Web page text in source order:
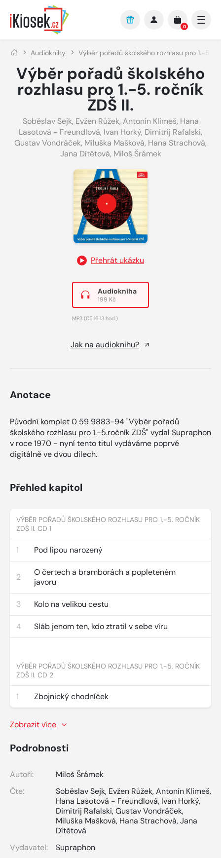
Přejít na hlavní obsah
0
Audioknihy Výběr pořadů školského rozhlasu pro 1.-5.
Výběr pořadů školského
rozhlasu pro 1.-5. ročník
ZDŠ II.
Soběslav Sejk, Evžen Růžek, Antonín Klimeš, Hana
Lasotová - Freundlová, Ivan Horký, Dimitrij Rafalski,
Gustav Vondráček, Miluška Mašková, Hana Strachová,
Jana Dítětová, Miloš Šrámek
Přehrát ukázku
Audiokniha
199 Kč
MP3 (05:16:13 hod.)
Jak na audioknihu?
Anotace
Původní komplet 0 59 9883-94 "Výběr pořadů
školského rozhlasu pro 1.-5.ročník ZDŠ" vydal Supraphon
v roce 1970 - nyní tento titul vydáváme poprvé
digitálně ve dvou dílech.
Přehled kapitol
VÝBĚR POŘADŮ ŠKOLSKÉHO ROZHLASU PRO 1.-5. ROČNÍK
ZDŠ II. CD 1
1 Pod lipou narozený
2
O čertech a bramborách a popleteném
javoru
3 Kolo na velikou cestu
4 Sláb jenom ten, kdo ztratil v sebe víru
VÝBĚR POŘADŮ ŠKOLSKÉHO ROZHLASU PRO 1.-5. ROČNÍK
ZDŠ II. CD 2
1 Zbojnický chodníček
Zobrazit více
Podrobnosti
Autoři:
Miloš Šrámek
Čte:
Soběslav Sejk, Evžen Růžek,Antonín Klimeš,
Hana Lasotová - Freundlová, Ivan Horký,
Dimitrij Rafalski,Gustav Vondráček,
Miluška Mašková, Hana Strachová,Jana
Dítětová
Vydavatel:
Supraphon